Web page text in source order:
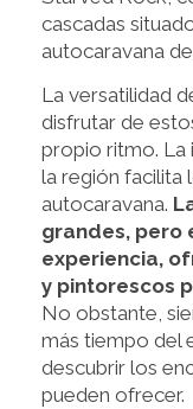
cascadas
autocaravana
La versatilidad
disfrutar de
propio ritmo. La
la región facilita
autocaravana.
grandes, pero
experiencia,
y pintorescos
No obstante,
más tiempo del
descubrir los
pueden ofrecer.